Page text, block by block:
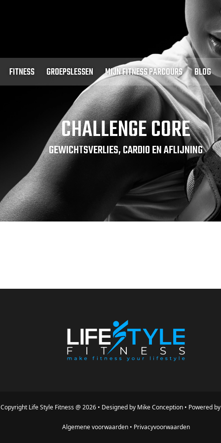
FITNESS GROEPSLESSEN MIJN FITNESS PARCOURS BLOG
CHALLENGE CORE
GEWICHTSVERLIES, CARDIO EN AFLIJNING
Copyright Life Style Fitness @ 2026 • Designed by Mike Conception • Powered by
Algemene voorwaarden • Privacyvoorwaarden